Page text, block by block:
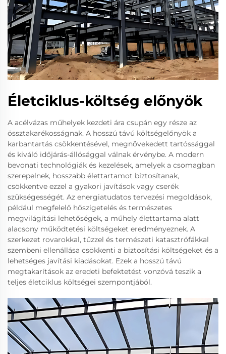
Életciklus-költség előnyök
A acélvázas műhelyek kezdeti ára csupán egy része az
össztakarékosságnak. A hosszú távú költségelőnyök a
karbantartás csökkentésével, megnövekedett tartóssággal
és kiváló időjárás-állósággal válnak érvénybe. A modern
bevonati technológiák és kezelések, amelyek a csomagban
szerepelnek, hosszabb élettartamot biztosítanak,
csökkentve ezzel a gyakori javítások vagy cserék
szükségességét. Az energiatudatos tervezési megoldások,
például megfelelő hőszigetelés és természetes
megvilágítási lehetőségek, a műhely élettartama alatt
alacsony működtetési költségeket eredményeznek. A
szerkezet rovarokkal, tűzzel és természeti katasztrófákkal
szembeni ellenállása csökkenti a biztosítási költségeket és a
lehetséges javítási kiadásokat. Ezek a hosszú távú
megtakarítások az eredeti befektetést vonzóvá teszik a
teljes életciklus költségei szempontjából.